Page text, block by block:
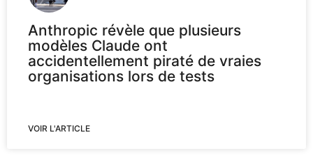
Anthropic révèle que plusieurs
modèles Claude ont
accidentellement piraté de vraies
organisations lors de tests
VOIR L'ARTICLE